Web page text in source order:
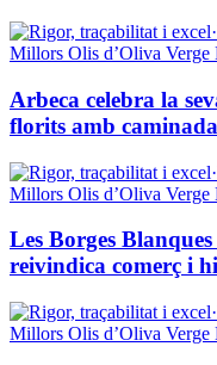
Arbeca celebra la
florits amb
Les Borges
reivindica comerç i